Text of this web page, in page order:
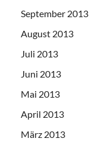
September 2013
August 2013
Juli 2013
Juni 2013
Mai 2013
April 2013
März 2013